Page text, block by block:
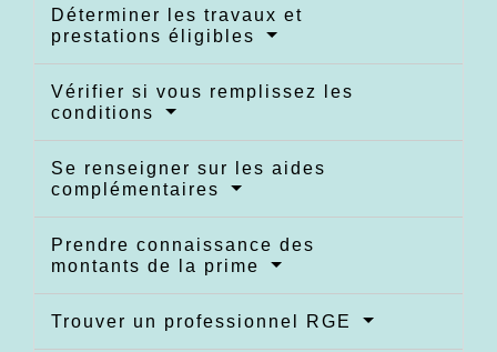
Déterminer les travaux et
prestations éligibles
Vérifier si vous remplissez les
conditions
Se renseigner sur les aides
complémentaires
Prendre connaissance des
montants de la prime
Trouver un professionnel RGE